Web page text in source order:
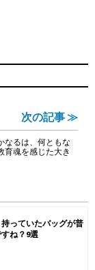
次の記事 ≫
なるは、何ともな
育魂を感じた大き
っていたバッグが普
ね？9選